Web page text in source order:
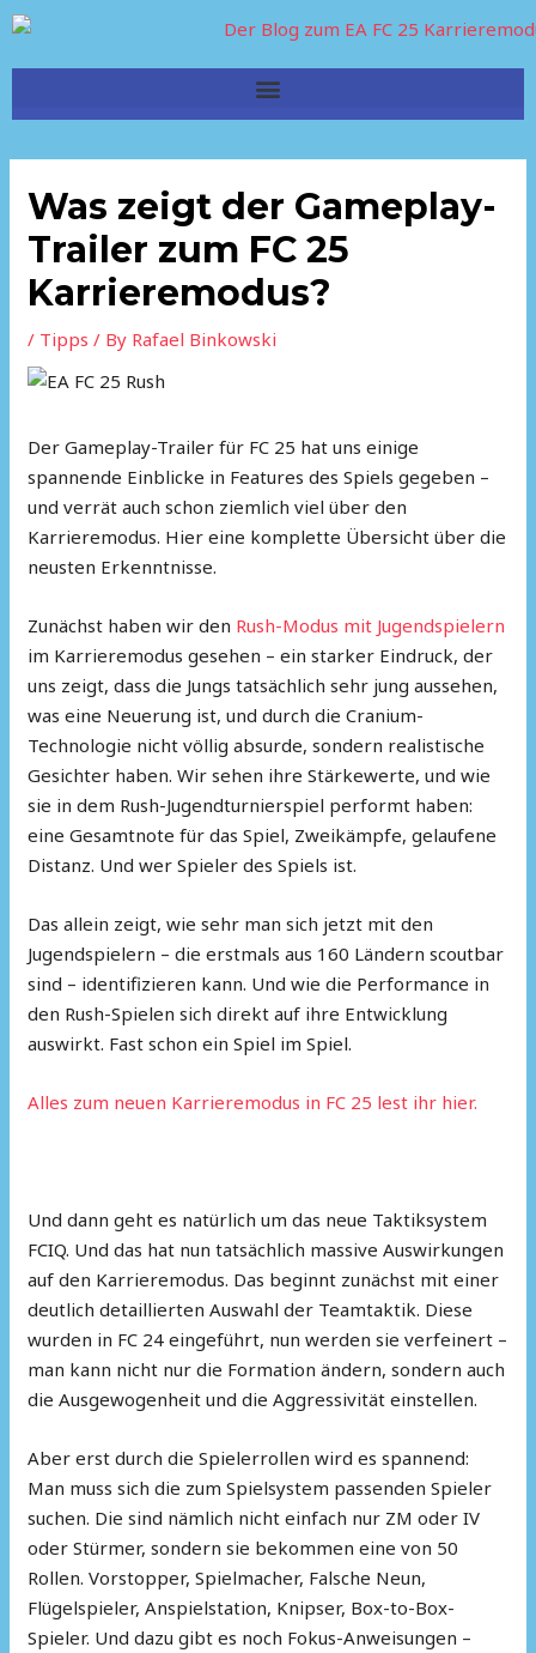
Skip
content
Menu
Was zeigt der Gameplay-
Trailer zum FC 25
Karrieremodus?
/ Tipps / By Rafael Binkowski
Der Gameplay-Trailer für FC 25 hat uns einige
spannende Einblicke in Features des Spiels gegeben –
und verrät auch schon ziemlich viel über den
Karrieremodus. Hier eine komplette Übersicht über die
neusten Erkenntnisse.
Zunächst haben wir den Rush-Modus mit Jugendspielern
im Karrieremodus gesehen – ein starker Eindruck, der
uns zeigt, dass die Jungs tatsächlich sehr jung aussehen,
was eine Neuerung ist, und durch die Cranium-
Technologie nicht völlig absurde, sondern realistische
Gesichter haben. Wir sehen ihre Stärkewerte, und wie
sie in dem Rush-Jugendturnierspiel performt haben:
eine Gesamtnote für das Spiel, Zweikämpfe, gelaufene
Distanz. Und wer Spieler des Spiels ist.
Das allein zeigt, wie sehr man sich jetzt mit den
Jugendspielern – die erstmals aus 160 Ländern scoutbar
sind – identifizieren kann. Und wie die Performance in
den Rush-Spielen sich direkt auf ihre Entwicklung
auswirkt. Fast schon ein Spiel im Spiel.
Alles zum neuen Karrieremodus in FC 25 lest ihr hier.
Und dann geht es natürlich um das neue Taktiksystem
FCIQ. Und das hat nun tatsächlich massive Auswirkungen
auf den Karrieremodus. Das beginnt zunächst mit einer
deutlich detaillierten Auswahl der Teamtaktik. Diese
wurden in FC 24 eingeführt, nun werden sie verfeinert –
man kann nicht nur die Formation ändern, sondern auch
die Ausgewogenheit und die Aggressivität einstellen.
Aber erst durch die Spielerrollen wird es spannend:
Man muss sich die zum Spielsystem passenden Spieler
suchen. Die sind nämlich nicht einfach nur ZM oder IV
oder Stürmer, sondern sie bekommen eine von 50
Rollen. Vorstopper, Spielmacher, Falsche Neun,
Flügelspieler, Anspielstation, Knipser, Box-to-Box-
Spieler. Und dazu gibt es noch Fokus-Anweisungen –